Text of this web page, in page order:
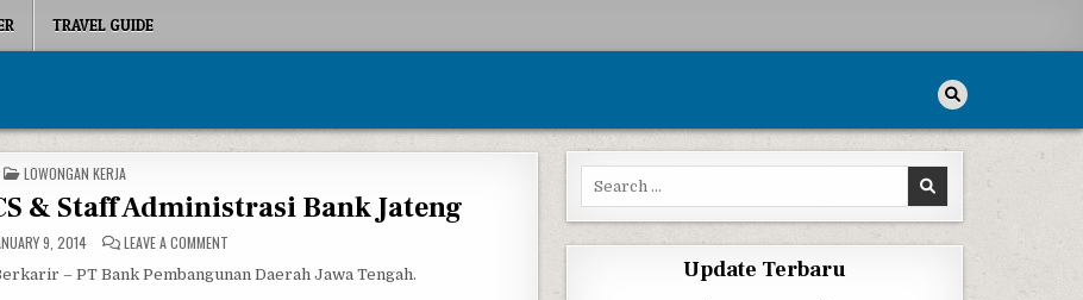
TRAVEL GUIDE
POSTED IN
LOWONGAN KERJA
& Staff Administrasi Bank Jateng
9, 2014 LEAVE A COMMENT ON LOWONGAN KERJA TELLER CS & STAFF ADMINISTRASI BANK JATENG
– PT Bank Pembangunan Daerah Jawa Tengah.
Search for:
Update Terbaru